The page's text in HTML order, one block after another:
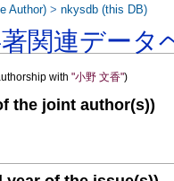
関連データ
with"小野 文香")
the joint author(s))
Author) >nkysdb (this DB)